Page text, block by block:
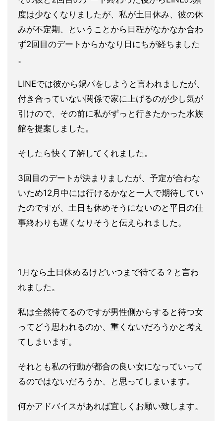
度は少なくな りましたが、私が土日休み、彼の休
みが不定期、ということから日 程がなかなか合わ
ず2回目のデートからかなり日にちが経ちました
。
LINEでは彼から鍋パをしようと言われましたが、
付き合っていない関係で家に上げるのが少し気が
引けので、その前に私がずっと行きたかった水族
館を提案しました。
そしたら快く了解してくれま した。
3回目のデートが決まりましたが、予定が合わな
いため12月中には行けるかなと一人で期待してい
たのですが、土日も休めそうにないのと平日の仕
事終わりも遅くなりそうと伝えられました。
1月なら土日休めるけどいつまで待てる？と言わ
れました。
私は全然待てるのですが男性側からすると待つ女
ってどう思われるのか、 重くないだろうかと考え
てしまいます。
それとも私の行動が都合の良い女になっていって
るのではないだろうか、
と思ってしまいます。
何かアドバイスがあれば宜しくお願い致します。